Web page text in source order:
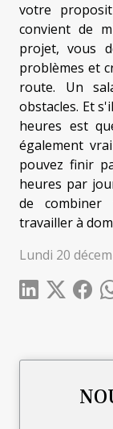
votre
convient de
projet, vous
problèmes et
route. Un
obstacles. Et
heures est
également
pouvez finir
heures par
de combiner
travailler à
Lundi 20